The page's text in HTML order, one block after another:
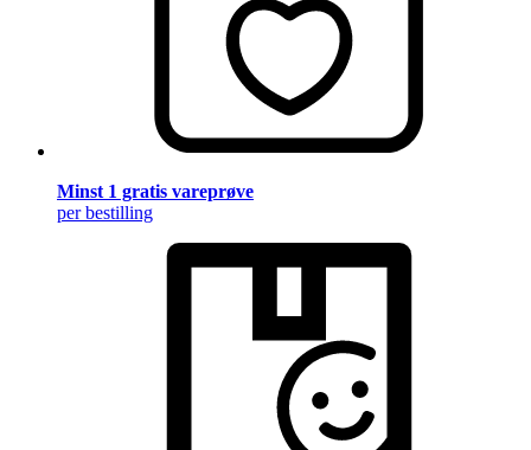
Minst 1 gratis vareprøve
per bestilling